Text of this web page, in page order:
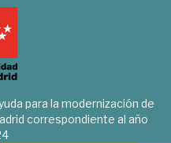
para la modernización de
correspondiente al año